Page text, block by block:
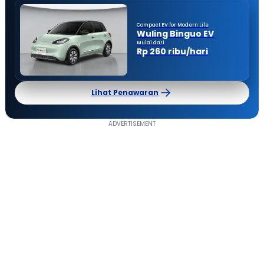
Compact EV for Modern Life
Wuling Binguo EV
Mulai dari
Rp 260 ribu/hari
Lihat Penawaran